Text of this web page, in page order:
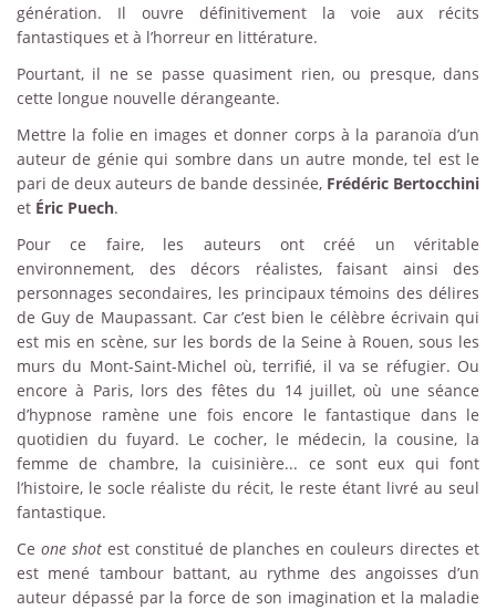
génération. Il ouvre définitivement la voie aux récits
fantastiques et à l’horreur en littérature.
Pourtant, il ne se passe quasiment rien, ou presque, dans
cette longue nouvelle dérangeante.
Mettre la folie en images et donner corps à la paranoïa d’un
auteur de génie qui sombre dans un autre monde, tel est le
pari de deux auteurs de bande dessinée, Frédéric Bertocchini
et Éric Puech.
Pour ce faire, les auteurs ont créé un véritable
environnement, des décors réalistes, faisant ainsi des
personnages secondaires, les principaux témoins des délires
de Guy de Maupassant. Car c’est bien le célèbre écrivain qui
est mis en scène, sur les bords de la Seine à Rouen, sous les
murs du Mont-Saint-Michel où, terrifié, il va se réfugier. Ou
encore à Paris, lors des fêtes du 14 juillet, où une séance
d’hypnose ramène une fois encore le fantastique dans le
quotidien du fuyard. Le cocher, le médecin, la cousine, la
femme de chambre, la cuisinière... ce sont eux qui font
l’histoire, le socle réaliste du récit, le reste étant livré au seul
fantastique.
Ce one shot est constitué de planches en couleurs directes et
est mené tambour battant, au rythme des angoisses d’un
auteur dépassé par la force de son imagination et la maladie